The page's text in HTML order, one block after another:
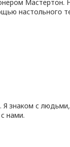
Мастертон.
настольного
Я знаком с
нами.